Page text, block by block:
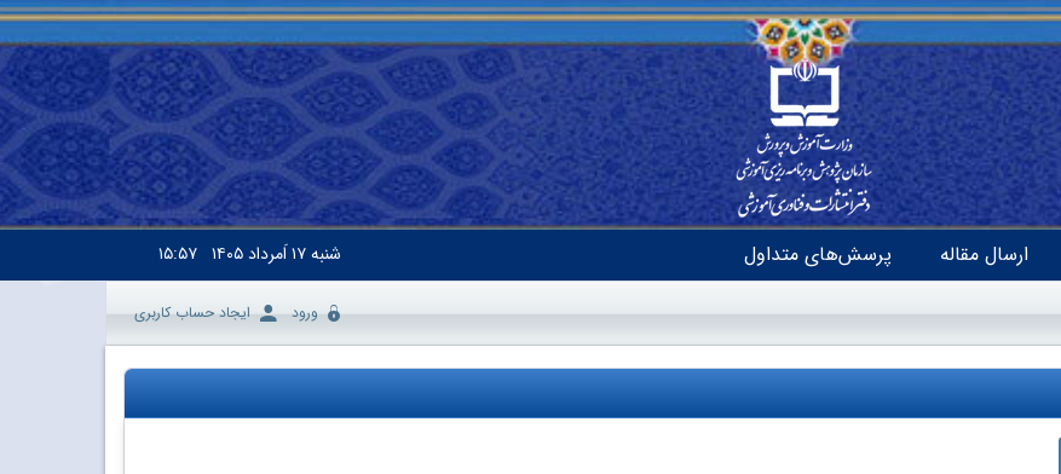
ارسال مقاله پرسش‌های متداول شنبه۱۷ اَمرداد ۱۴۰۵ ۱۵:۵۷
ورود ایجاد حساب کاربری